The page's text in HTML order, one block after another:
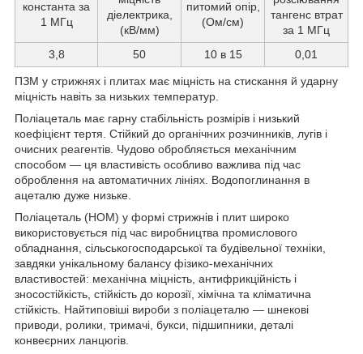
константа за
1 МГц
діелектрика,
(кВ/мм)
питомий опір,
(Ом/см)
тангенс втрат
за 1 МГц
3,8
50 10 в 15 0,01
ПЗМ у стрижнях і плитах має міцність на стискання й ударну
міцність навіть за низьких температур.
Поліацеталь має гарну стабільність розмірів і низький
коефіцієнт тертя. Стійкий до органічних розчинників, лугів і
очисних реагентів. Чудово обробляється механічним
способом — ця властивість особливо важлива під час
оброблення на автоматичних лініях. Водопоглинання в
ацеталю дуже низьке.
Поліацеталь (НОМ) у формі стрижнів і плит широко
використовується під час виробництва промислового
обладнання, сільськогосподарської та будівельної техніки,
завдяки унікальному балансу фізико-механічних
властивостей: механічна міцність, антифрикційність і
зносостійкість, стійкість до корозії, хімічна та кліматична
стійкість. Найтиповіші вироби з поліацеталю — шнекові
приводи, ролики, тримачі, букси, підшипники, деталі
конвеєрних ланцюгів.